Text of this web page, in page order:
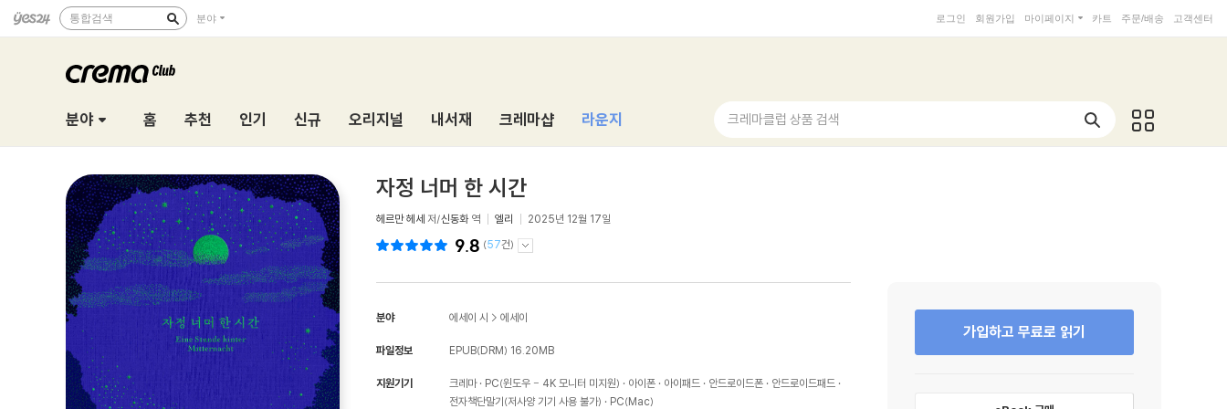
통합검색 분야 로그인 회원가입 마이페이지 카트 주문/배송 고객센터
분야 홈 추천 인기 신규 오리지널 내서재 크레마샵 라운지 크레마클럽 상품 검색
자정 너머 한 시간
헤르만 헤세 저/신동화역 엘리 2025년 12월 17일
9.8 (57건)
분야 에세이 시 > 에세이
파일정보 EPUB(DRM) 16.20MB
지원기기 크레마 PC(윈도우 - 4K 모니터 미지원) 아이폰 아이패드 안드로이드폰
안드로이드패드
전자책단말기(저사양 기기 사용 불가)
PC(Mac)
가입하고 무료로 읽기